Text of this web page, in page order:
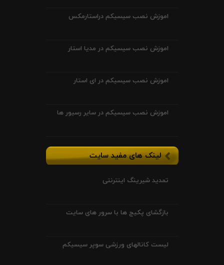
اموزش نصب سیسیکم دراستارمکس
اموزش نصب سیسیکم در مدیا استار
اموزش نصب سیسیکم در ای استار
اموزش نصب سیسیکم در سایر رسیور ها
لینک های مفید سایت
تمدید شیرینگ اینترنتی
بازگشای پکیج ها با سرور های سایت
لیست کانالهای ورزشی سوپر سیسیکم